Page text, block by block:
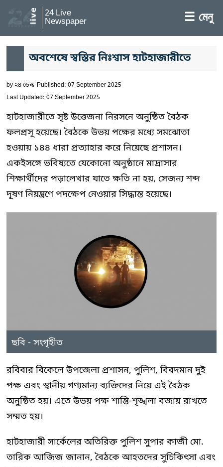
24 Live
Newspaper ☰ মেনু
অবশেষে স্বস্তির নিঃশ্বাস হাটহাজারীতে
by২৪ ডেস্ক Published: 07 September 2025
Last Updated: 07 September 2025
হাটহাজারীতে সৃষ্ট উত্তেজনা নিরসনে অনুষ্ঠিত বৈঠক
ফলপ্রসূ হয়েছে। বৈঠকে উভয় পক্ষের মধ্যে সমঝোতা
হওয়ায় ১৪৪ ধারা প্রত্যাহার করে নিয়েছে প্রশাসন।
একইসঙ্গে ভবিষ্যতে যেকোনো অনুষ্ঠানে মাদ্রাসার
শিক্ষার্থীদের পড়ালেখার যাতে ক্ষতি না হয়, সেজন্য শব্দ
দূষণ নিয়ন্ত্রণে পদক্ষেপ নেওয়ার সিদ্ধান্ত হয়েছে।
ছবি - সংগৃহীত
রবিবার বিকেলে উপজেলা প্রশাসন, পুলিশ, বিবদমান দুই
পক্ষ এবং স্থানীয় গণ্যমান্য ব্যক্তিদের নিয়ে এই বৈঠক
অনুষ্ঠিত হয়। এতে উভয় পক্ষ শান্তি-শৃঙ্খলা বজায় রাখতে
সম্মত হয়।
হাটহাজারী সার্কেলের অতিরিক্ত পুলিশ সুপার কাজী মো.
তারিক আজিজ জানান, বৈঠকে আহতদের সুচিকিৎসা এবং